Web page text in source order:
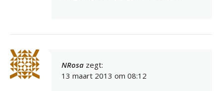
NRosa zegt:
13 maart 2013 om 08:12